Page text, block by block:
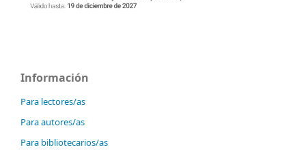
Información
Para lectores/as
Para autores/as
Para bibliotecarios/as